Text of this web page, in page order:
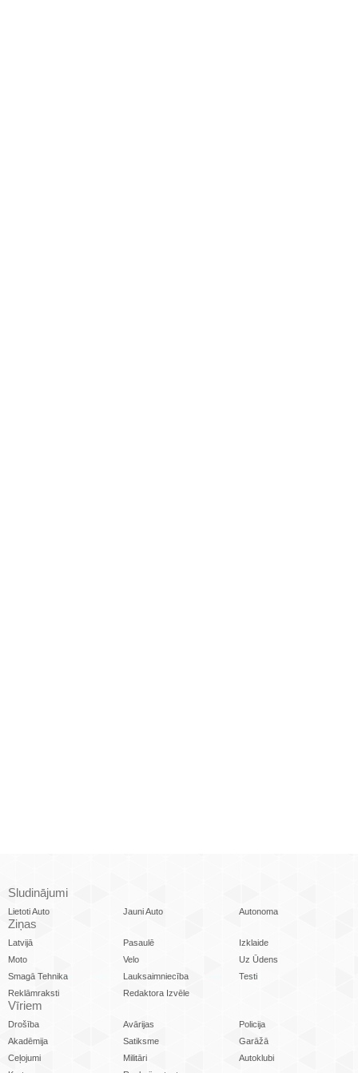
Sludinājumi
Lietoti Auto Jauni Auto Autonoma
Ziņas
Latvijā Pasaulē
Izklaide
Moto
Velo
Uz Ūdens
Smagā Tehnika
Lauksaimniecība
Testi
Reklāmraksti
Redaktora Izvēle
Vīriem
Drošība Avārijas
Policija
Akadēmija
Satiksme
Garāžā
Ceļojumi
Militāri
Autoklubi